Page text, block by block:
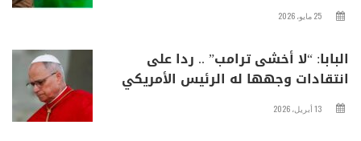
25 مايو، 2026
البابا: “لا أخشى ترامب” .. ردا على
انتقادات وجهها له الرئيس الأمريكي
13 أبريل، 2026